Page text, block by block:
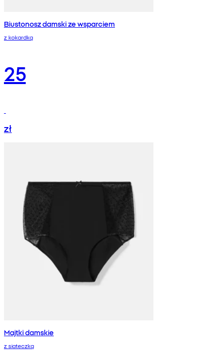
Biustonosz damski ze wsparciem
z kokardką
25
zł
Majtki damskie
z siateczką